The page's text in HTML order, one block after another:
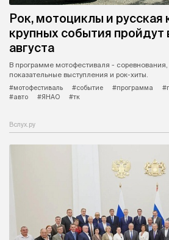
Рок, мотоциклы и русская
крупных события
августа
В программе мотофестиваля - соревнования,
показательные выступления и рок-хиты.
#мотофестиваль
#событие #программа
#авто
#ЯНАО #тк
Вслух.ру